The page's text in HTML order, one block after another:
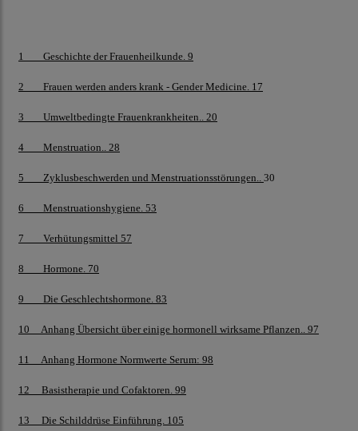
1 Geschichte der Frauenheilkunde. 9
2 Frauen werden anders krank - Gender Medicine. 17
3 Umweltbedingte Frauenkrankheiten.. 20
4 Menstruation.. 28
5 Zyklusbeschwerden und Menstruationsstörungen.. 30
6 Menstruationshygiene. 53
7 Verhütungsmittel 57
8 Hormone. 70
9 Die Geschlechtshormone. 83
10 Anhang Übersicht über einige hormonell wirksame Pflanzen.. 97
11 Anhang Hormone Normwerte Serum: 98
12 Basistherapie und Cofaktoren. 99
13 Die Schilddrüse Einführung. 105